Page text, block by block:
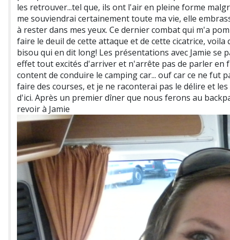
les retrouver...tel que, ils ont l'air en pleine forme
me souviendrai certainement toute ma vie, elle
à rester dans mes yeux. Ce dernier combat qui m'a
faire le deuil de cette attaque et de cette cicatrice,
bisou qui en dit long! Les présentations avec Jamie
effet tout excités d'arriver et n'arrête pas de parler en
content de conduire le camping car... ouf car ce ne fut
faire des courses, et je ne raconterai pas le délire et
d'ici. Après un premier dîner que nous ferons au
revoir à Jamie